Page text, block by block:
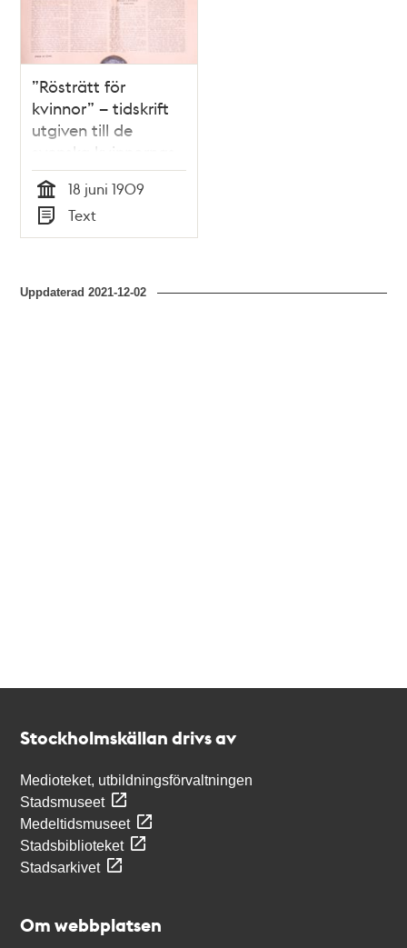
”Rösträtt för
kvinnor” – tidskrift
utgiven till de
svenska kvinnornas
första allmänna
rösträttsmöte 1909
Tid
18 juni 1909
Typ
Text
Uppdaterad2021-12-02
Stockholmskällan drivs av
Medioteket, utbildningsförvaltningen
Stadsmuseet
Medeltidsmuseet
Stadsbiblioteket
Stadsarkivet
Om webbplatsen